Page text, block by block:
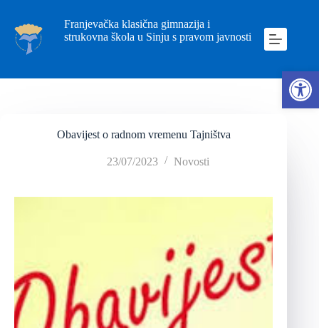
Franjevačka klasična gimnazija i
strukovna škola u Sinju s pravom javnosti
Obavijest o radnom vremenu Tajništva
23/07/2023 Novosti